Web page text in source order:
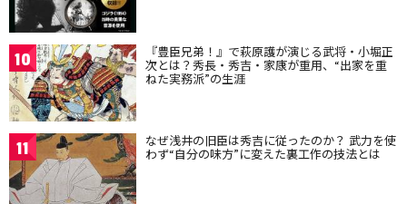
10 『豊臣兄弟！』で萩原護が演じる武将・小堀正
次とは？秀長・秀吉・家康が重用、“出家を重
ねた実務派”の生涯
11 なぜ浅井の旧臣は秀吉に従ったのか？ 武力を使
わず“自分の味方”に変えた裏工作の技法とは